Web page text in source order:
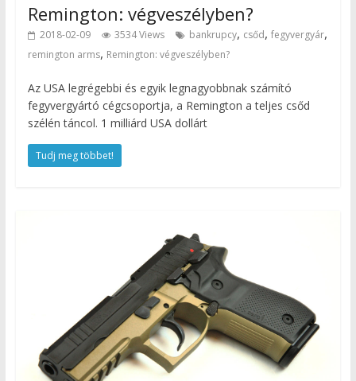
Remington: végveszélyben?
2018-02-09 3534 Views bankrupcy, csőd, fegyvergyár,
remington arms, Remington: végveszélyben?
Az USA legrégebbi és egyik legnagyobbnak számító
fegyvergyártó cégcsoportja, a Remington a teljes csőd
szélén táncol. 1 milliárd USA dollárt
Tudj meg többet!